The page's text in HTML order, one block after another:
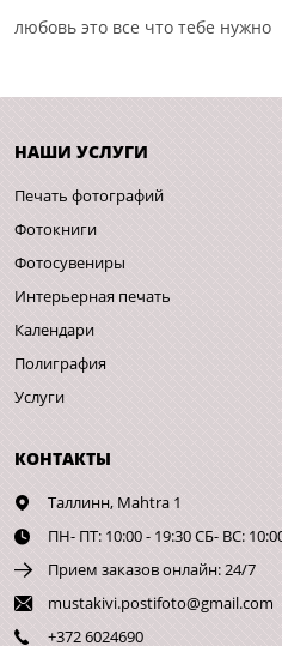
любовь это все что тебе нужно
НАШИ УСЛУГИ
Печать фотографий
Фотокниги
Фотосувениры
Интерьерная печать
Календари
Полиграфия
Услуги
КОНТАКТЫ
Таллинн, Mahtra 1
ПН- ПТ: 10:00 - 19:30 СБ- ВС:
Прием заказов онлайн: 24/7
mustakivi.postifoto@gmail.com
+372 6024690